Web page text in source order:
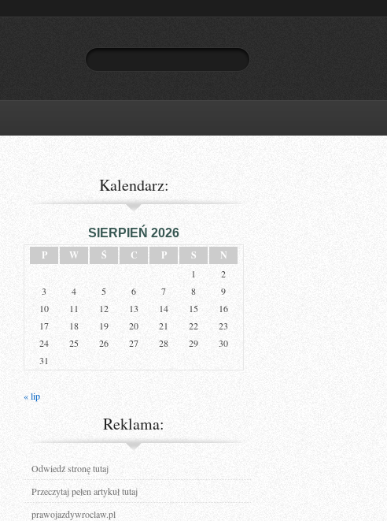
Kalendarz:
SIERPIEŃ 2026
P
W Ś C P S N
1
2
3
4 5 6 7 8
9
10
11 12 13 14 15
16
17
18 19 20 21 22
23
24
25 26 27 28 29
30
31
« lip
Reklama:
Odwiedź stronę tutaj
Przeczytaj pełen artykuł tutaj
prawojazdywroclaw.pl